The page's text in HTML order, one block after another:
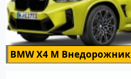
BMW X4 M Внедорожник